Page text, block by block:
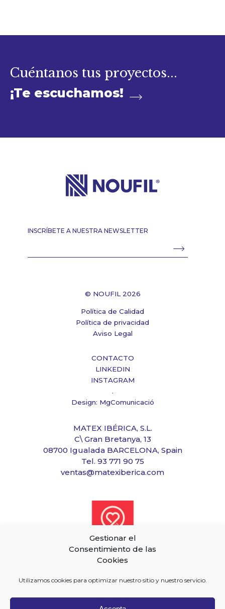
Gestionar el
Consentimiento de las
Cookies
Utilizamos cookies para optimizar nuestro sitio y nuestro servicio.
Cuéntanos tus proyectos...
¡Te escuchamos!
MATEX IBÉRICA, S.L.
C\ Gran Bretanya, 13
08700 Igualada BARCELONA, Spain
Tel. 93 771 90 75
ventas@matexiberica.com
INSCRÍBETE A NUESTRA NEWSLETTER
© NOUFIL 2026
Política de Calidad
Política de privacidad
Aviso Legal
CONTACTO
LINKEDIN
INSTAGRAM
.
Design: MgComunicació